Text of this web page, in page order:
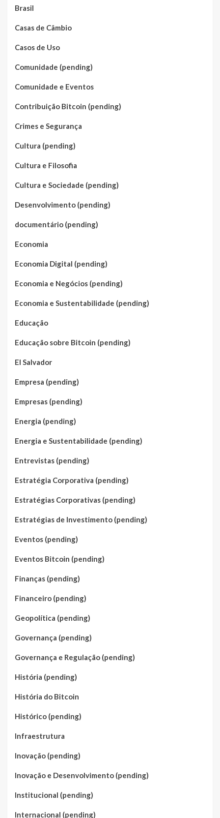
Brasil
Casas de Câmbio
Casos de Uso
Comunidade (pending)
Comunidade e Eventos
Contribuição Bitcoin (pending)
Crimes e Segurança
Cultura (pending)
Cultura e Filosofia
Cultura e Sociedade (pending)
Desenvolvimento (pending)
documentário (pending)
Economia
Economia Digital (pending)
Economia e Negócios (pending)
Economia e Sustentabilidade (pending)
Educação
Educação sobre Bitcoin (pending)
El Salvador
Empresa (pending)
Empresas (pending)
Energia (pending)
Energia e Sustentabilidade (pending)
Entrevistas (pending)
Estratégia Corporativa (pending)
Estratégias Corporativas (pending)
Estratégias de Investimento (pending)
Eventos (pending)
Eventos Bitcoin (pending)
Finanças (pending)
Financeiro (pending)
Geopolítica (pending)
Governança (pending)
Governança e Regulação (pending)
História (pending)
História do Bitcoin
Histórico (pending)
Infraestrutura
Inovação (pending)
Inovação e Desenvolvimento (pending)
Institucional (pending)
Internacional (pending)